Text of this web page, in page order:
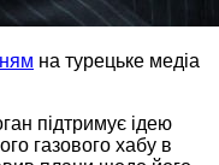
на турецьке медіа
підтримує ідею
газового хабу в